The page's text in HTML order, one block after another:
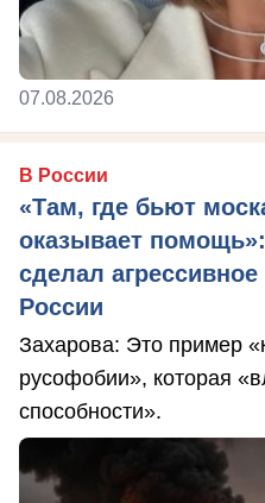
07.08.2026
В России
«Там, где бьют
оказывает
сделал
России
Захарова: Это пример
русофобии», которая
способности».